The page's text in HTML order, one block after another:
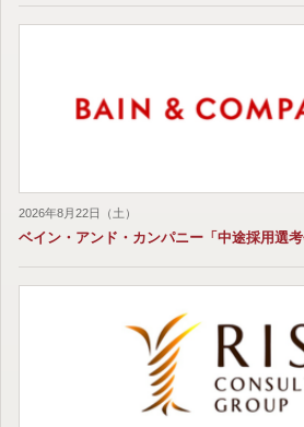
2026年8月22日（土）
ベイン・アンド・カンパニー「中途採用選